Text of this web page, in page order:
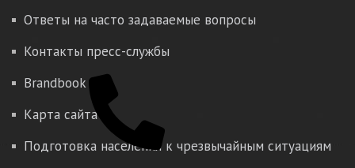
Ответы на часто задаваемые вопросы
Контакты пресс-службы
Brandbook
Карта сайта
Подготовка населения к чрезвычайным ситуациям